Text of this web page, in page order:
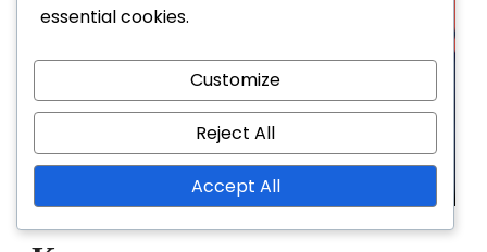
essential cookies.
Customize
Reject All
Accept All